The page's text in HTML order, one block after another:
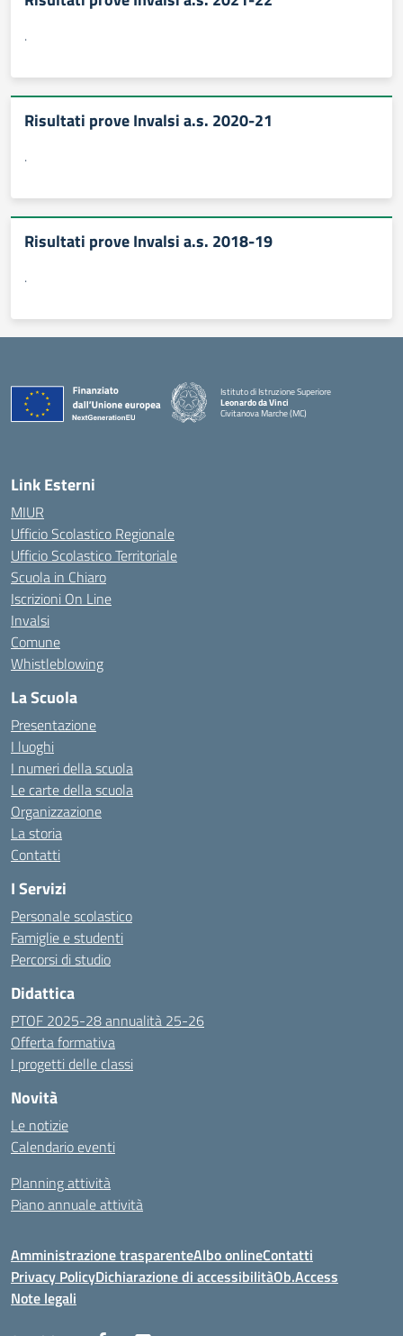
.
Risultati prove Invalsi a.s. 2020-21
.
Risultati prove Invalsi a.s. 2018-19
.
Istituto di Istruzione Superiore
Leonardo da Vinci
Civitanova Marche (MC)
Link Esterni
MIUR
Ufficio Scolastico Regionale
Ufficio Scolastico Territoriale
Scuola in Chiaro
Iscrizioni On Line
Invalsi
Comune
Whistleblowing
La Scuola
Presentazione
I luoghi
I numeri della scuola
Le carte della scuola
Organizzazione
La storia
Contatti
I Servizi
Personale scolastico
Famiglie e studenti
Percorsi di studio
Didattica
PTOF 2025-28 annualità 25-26
Offerta formativa
I progetti delle classi
Novità
Le notizie
Calendario eventi
Planning attività
Piano annuale attività
Amministrazione trasparenteAlbo onlineContatti
Privacy PolicyDichiarazione di accessibilitàOb.Access
Note legali